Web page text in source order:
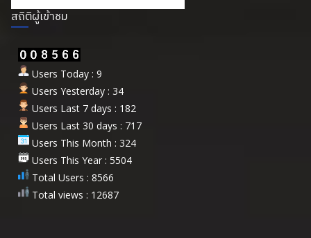
สถิติผู้เข้าชม
Users Today : 9
Users Yesterday : 34
Users Last 7 days : 182
Users Last 30 days : 717
Users This Month : 324
Users This Year : 5504
Total Users : 8566
Total views : 12687